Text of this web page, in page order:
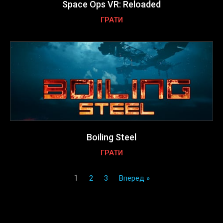
Space Ops VR: Reloaded
ГРАТИ
Boiling Steel
ГРАТИ
1 2 3 Вперед »